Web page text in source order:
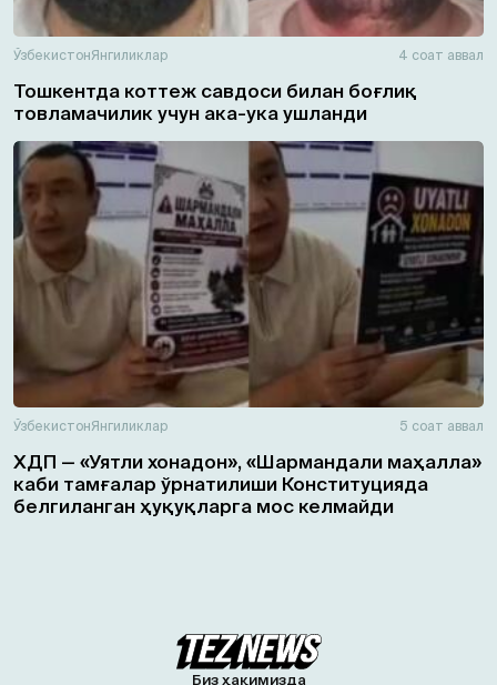
ЎзбекистонЯнгиликлар 4 соат аввал
Тошкентда коттеж савдоси билан боғлиқ
товламачилик учун ака-ука ушланди
ЎзбекистонЯнгиликлар 5 соат аввал
ХДП — «Уятли хонадон», «Шармандали маҳалла»
каби тамғалар ўрнатилиши Конституцияда
белгиланган ҳуқуқларга мос келмайди
Биз ҳақимизда